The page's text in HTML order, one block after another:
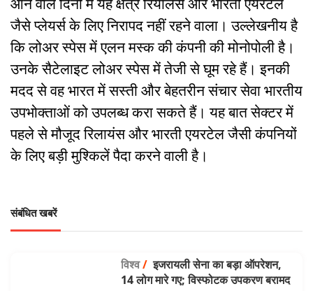
जैसे प्लेयर्स के लिए निरापद नहीं रहने वाला। उल्लेखनीय है
कि लोअर स्पेस में एलन मस्क की कंपनी की मोनोपोली है।
उनके सैटेलाइट लोअर स्पेस में तेजी से घूम रहे हैं। इनकी
मदद से वह भारत में सस्ती और बेहतरीन संचार सेवा भारतीय
उपभोक्ताओं को उपलब्ध करा सकते हैं। यह बात सेक्टर में
पहले से मौजूद रिलायंस और भारती एयरटेल जैसी कंपनियों
के लिए बड़ी मुश्किलें पैदा करने वाली है।
संबंधित खबरें
विश्व/इजरायली सेना का बड़ा ऑपरेशन,
14 लोग मारे गए; विस्फोटक उपकरण बरामद